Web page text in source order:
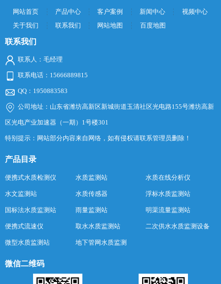
网站首页 产品中心 客户案例 新闻中心
视频中心
关于我们
联系我们 网站地图 百度地图
联系我们
联系人：毛经理
联系电话：15666889815
QQ：1950883583
公司地址：山东省潍坊高新区新城街道玉清社区光电路155号潍坊高新
区光电产业加速器（一期）1号楼301
特别提示：网站部分内容来自网络，如有侵权请联系管理员删除！
产品目录
便携式水质检测仪 水质监测站 水质在线分析仪
水文监测站 水质传感器 浮标水质监测站
国标法水质监测站 雨量监测站 明渠流量监测站
便携式流速仪 取水水质监测站 二次供水水质监测设备
微型水质监测站 地下管网水质监测
微信二维码